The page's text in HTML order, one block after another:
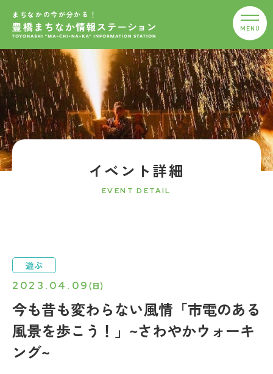
まちなかの今が分かる！
イベント詳細
EVENT DETAIL
今も昔も変わらない風情「市電のある
風景を歩こう！」~さわやかウォーキ
ング~
2023.04.09 (日)
遊ぶ